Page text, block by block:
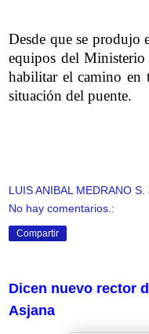
Desde que se produjo
equipos del Ministerio
habilitar el camino en
situación del puente.
LUIS ANIBAL MEDRANO S.
No hay comentarios.:
Compartir
Dicen nuevo rector
Asjana